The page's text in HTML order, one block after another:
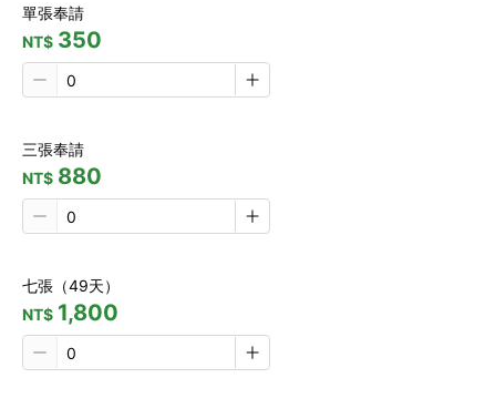
單張奉請
NT$ 350
三張奉請
NT$ 880
七張（49天）
NT$ 1,800